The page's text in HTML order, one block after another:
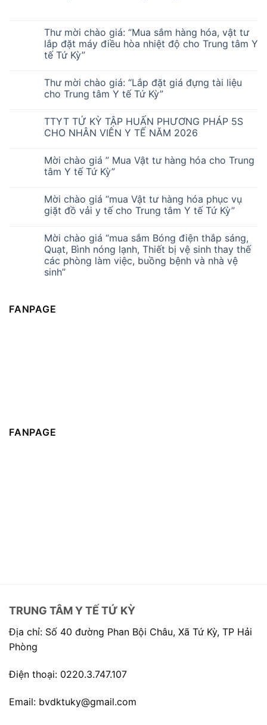
Thư mời chào giá: “Mua sắm hàng hóa, vật tư
lắp đặt máy điều hòa nhiệt độ cho Trung tâm Y
tế Tứ Kỳ”
Thư mời chào giá: “Lắp đặt giá đựng tài liệu
cho Trung tâm Y tế Tứ Kỳ”
TTYT TỨ KỲ TẬP HUẤN PHƯƠNG PHÁP 5S
CHO NHÂN VIÊN Y TẾ NĂM 2026
Mời chào giá ” Mua Vật tư hàng hóa cho Trung
tâm Y tế Tứ Kỳ”
Mời chào giá “mua Vật tư hàng hóa phục vụ
giặt đồ vải y tế cho Trung tâm Y tế Tứ Kỳ”
Mời chào giá “mua sắm Bóng điện thắp sáng,
Quạt, Bình nóng lạnh, Thiết bị vệ sinh thay thế
các phòng làm việc, buồng bệnh và nhà vệ
sinh”
FANPAGE
FANPAGE
TRUNG TÂM Y TẾ TỨ KỲ
Địa chỉ: Số 40 đường Phan Bội Châu, Xã Tứ Kỳ, TP Hải
Phòng
Điện thoại: 0220.3.747.107
Email: bvdktuky@gmail.com